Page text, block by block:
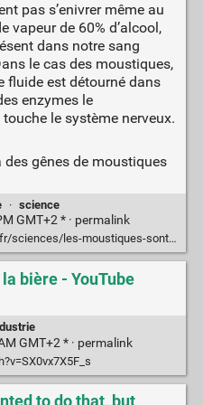
pas s’enivrer même au
vapeur de 60% d’alcool,
dans notre sang
le cas des moustiques,
fluide est détourné dans
enzymes le
le système nerveux.
gênes de moustiques
· science
GMT+2 * · permalink
apres-avoir-suce-le-sang-dune-personne-alcoolisee/206789.htm
bière - YouTube
GMT+2 * · permalink